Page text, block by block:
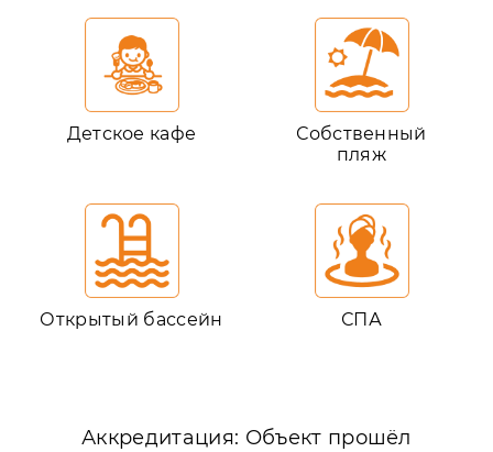
Детское кафе
Собственный
пляж
Открытый бассейн СПА
Аккредитация: Объект прошёл